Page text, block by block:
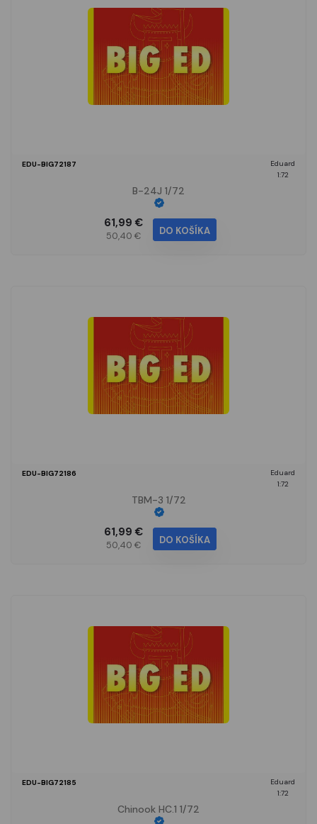
EDU-BIG72187
Eduard
1:72
B-24J 1/72
61,99 €
50,40 € DO KOŠÍKA
EDU-BIG72186
Eduard
1:72
TBM-3 1/72
61,99 €
50,40 € DO KOŠÍKA
EDU-BIG72185
Eduard
1:72
Chinook HC.1 1/72